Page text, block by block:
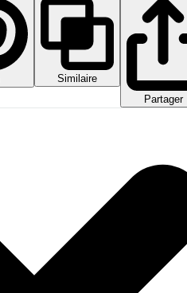
Similaire
Partager